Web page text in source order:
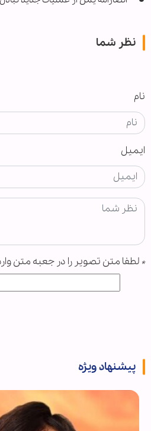
نظر شما
نام
ایمیل
* لطفا متن تصویر را در جعبه متن
پیشنهاد ویژه